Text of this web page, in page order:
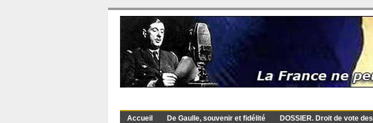
Accueil De Gaulle, souvenir et fidélité DOSSIER. Droit de vote